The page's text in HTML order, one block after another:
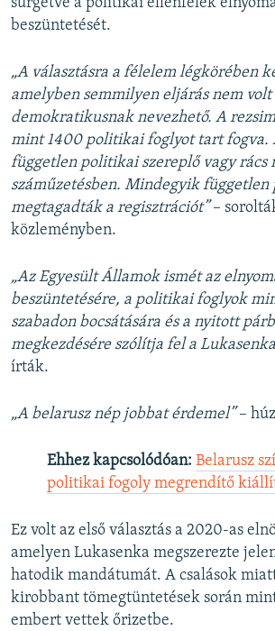
sürgetve a politikai ellenfelek
beszüntetését.
„A választásra a félelem légkörében
amelyben semmilyen eljárás nem volt
demokratikusnak nevezhető. A
mint 1400 politikai foglyot tart fogva.
független politikai szereplő vagy rács
száműzetésben. Mindegyik
megtagadták a regisztrációt”–
közleményben.
„Az Egyesült Államok ismét az
beszüntetésére, a politikai foglyok
szabadon bocsátására és a nyitott
megkezdésére szólítja fel a
írták.
„A belarusz nép jobbat érdemel”–
Ehhez kapcsolódóan: Belarusz
politikai fogoly megrendítő
Ez volt az első választás a 2020-as
amelyen Lukasenka megszerezte
hatodik mandátumát. A csalások
kirobbant tömegtüntetések során
embert vettek őrizetbe.